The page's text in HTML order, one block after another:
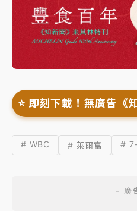
⭐️ 即刻下載！無廣告《
# WBC # 萊爾富 #